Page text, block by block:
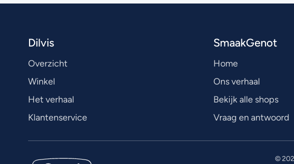
Dilvis
Overzicht
Winkel
Het verhaal
Klantenservice
SmaakGenot
Home
Ons verhaal
Bekijk alle shops
Vraag en antwoord
©